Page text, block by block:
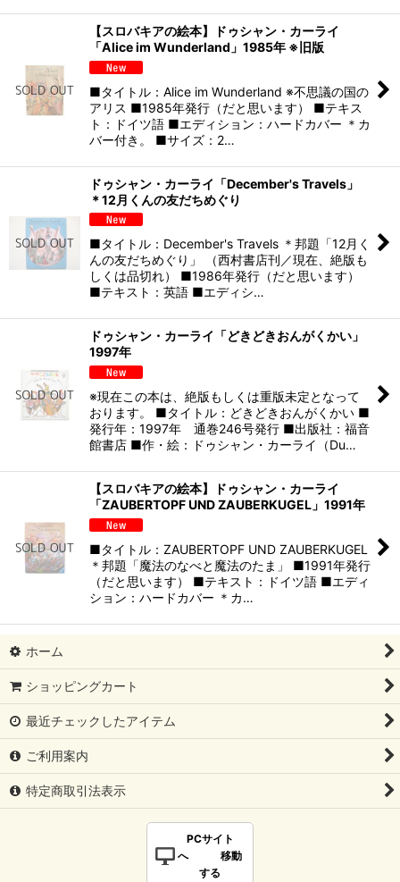
【スロバキアの絵本】ドゥシャン・カーライ
「Alice im Wunderland」1985年 ※旧版
■タイトル：Alice im Wunderland ※不思議の国の
アリス ■1985年発行（だと思います） ■テキス
ト：ドイツ語 ■エディション：ハードカバー ＊カ
バー付き。 ■サイズ：2…
ドゥシャン・カーライ「December's Travels」
＊12月くんの友だちめぐり
■タイトル：December's Travels ＊邦題「12月く
んの友だちめぐり」 （西村書店刊／現在、絶版も
しくは品切れ） ■1986年発行（だと思います）
■テキスト：英語 ■エディシ…
ドゥシャン・カーライ「どきどきおんがくかい」
1997年
※現在この本は、絶版もしくは重版未定となって
おります。 ■タイトル：どきどきおんがくかい ■
発行年：1997年 通巻246号発行 ■出版社：福音
館書店 ■作・絵：ドゥシャン・カーライ（Du…
【スロバキアの絵本】ドゥシャン・カーライ
「ZAUBERTOPF UND ZAUBERKUGEL」1991年
■タイトル：ZAUBERTOPF UND ZAUBERKUGEL
＊邦題「魔法のなべと魔法のたま」 ■1991年発行
（だと思います） ■テキスト：ドイツ語 ■エディ
ション：ハードカバー ＊カ…
ホーム
ショッピングカート
最近チェックしたアイテム
ご利用案内
特定商取引法表示
PCサイト
へ 移動
する